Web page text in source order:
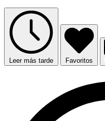
Leer más tarde Favoritos